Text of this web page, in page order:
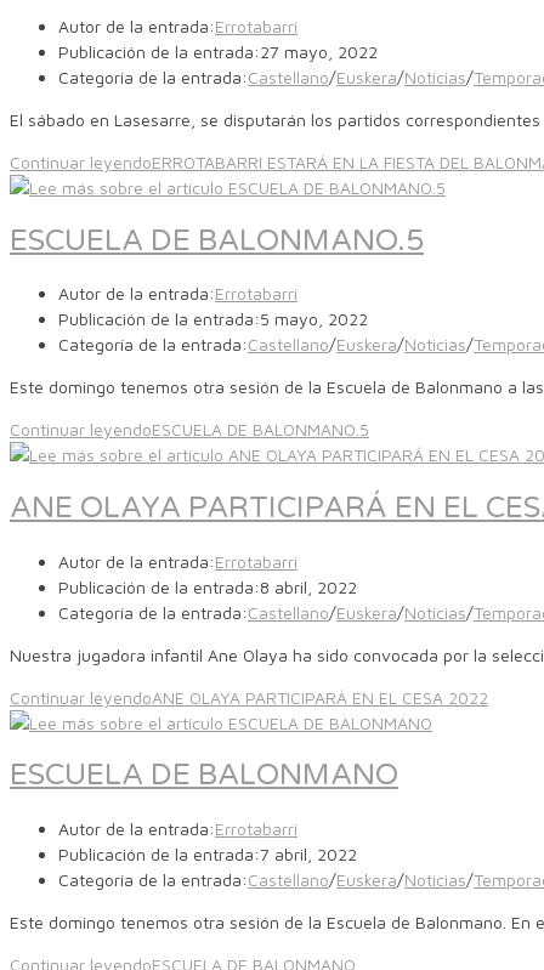
Autor de la entrada:Errotabarri
Publicación de la entrada:27 mayo, 2022
Categoría de la entrada:Castellano/Euskera/Noticias/
El sábado en Lasesarre, se disputarán los partidos
Continuar leyendoERROTABARRI ESTARÁ EN LA FIESTA DEL
ESCUELA DE BALONMANO.5
Autor de la entrada:Errotabarri
Publicación de la entrada:5 mayo, 2022
Categoría de la entrada:Castellano/Euskera/Noticias/
Este domingo tenemos otra sesión de la Escuela de Balonmano a
Continuar leyendoESCUELA DE BALONMANO.5
ANE OLAYA PARTICIPARÁ EN EL
Autor de la entrada:Errotabarri
Publicación de la entrada:8 abril, 2022
Categoría de la entrada:Castellano/Euskera/Noticias/
Nuestra jugadora infantil Ane Olaya ha sido convocada por la
Continuar leyendoANE OLAYA PARTICIPARÁ EN EL CESA 2022
ESCUELA DE BALONMANO
Autor de la entrada:Errotabarri
Publicación de la entrada:7 abril, 2022
Categoría de la entrada:Castellano/Euskera/Noticias/
Este domingo tenemos otra sesión de la Escuela de Balonmano.
Continuar leyendoESCUELA DE BALONMANO